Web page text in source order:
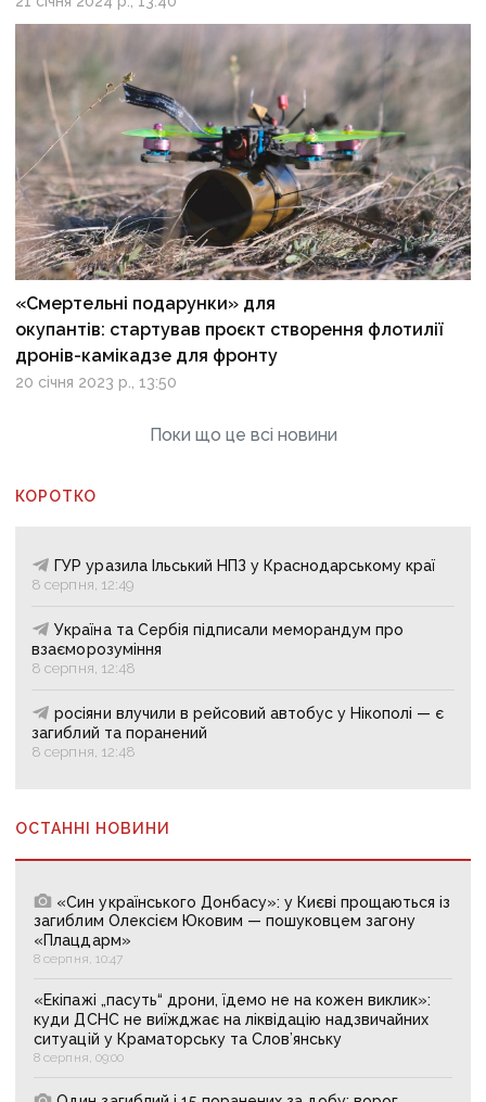
«Смертельні подарунки» для
окупантів: стартував проєкт створення флотилії
дронів-камікадзе для фронту
20 січня 2023 р., 13:50
Поки що це всі новини
КОРОТКО
ГУР уразила Ільський НПЗ у Краснодарському краї
8 серпня, 12:49
Україна та Сербія підписали меморандум про
взаєморозуміння
8 серпня, 12:48
росіяни влучили в рейсовий автобус у Нікополі — є
загиблий та поранений
8 серпня, 12:48
ОСТАННІ НОВИНИ
«Син українського Донбасу»: у Києві прощаються із
загиблим Олексієм Юковим — пошуковцем загону
«Плацдарм»
8 серпня, 10:47
«Екіпажі „пасуть“ дрони, їдемо не на кожен виклик»:
куди ДСНС не виїжджає на ліквідацію надзвичайних
ситуацій у Краматорську та Слов’янську
8 серпня, 09:00